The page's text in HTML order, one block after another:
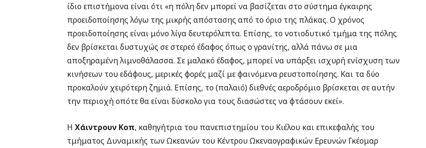
ίδιο επιστήμονα είναι ότι «η πόλη δεν μπορεί να βασίζεται στο σύστημα έγκαιρης
προειδοποίησης λόγω της μικρής απόστασης από το όριο της πλάκας. Ο χρόνος
προειδοποίησης είναι μόνο λίγα δευτερόλεπτα. Επίσης, το νοτιοδυτικό τμήμα της πόλης
δεν βρίσκεται δυστυχώς σε στερεό έδαφος όπως ο γρανίτης, αλλά πάνω σε μια
αποξηραμένη λιμνοθάλασσα. Σε μαλακό έδαφος, μπορεί να υπάρξει ισχυρή ενίσχυση των
κινήσεων του εδάφους, μερικές φορές μαζί με φαινόμενα ρευστοποίησης. Και τα δύο
προκαλούν χειρότερη ζημιά. Επίσης, το (παλαιό) διεθνές αεροδρόμιο βρίσκεται σε αυτήν
την περιοχή οπότε θα είναι δύσκολο για τους διασώστες να φτάσουν εκεί».
Η Χάιντρουν Κοπ, καθηγήτρια του πανεπιστημίου του Κιέλου και επικεφαλής του
τμήματος Δυναμικής των Ωκεανών του Κέντρου Ωκεναογραφικών Ερευνών Γκέομαρ